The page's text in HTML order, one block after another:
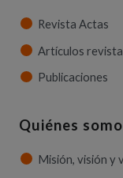
Revista Actas
Artículos
Publicaciones
Quiénes
Misión, visión y